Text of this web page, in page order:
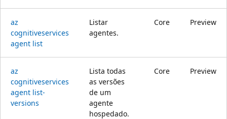
az
cognitiveservices
agent list
Listar
agentes.
Core Preview
az
cognitiveservices
agent list-
versions
Lista todas
as versões
de um
agente
hospedado.
Core Preview